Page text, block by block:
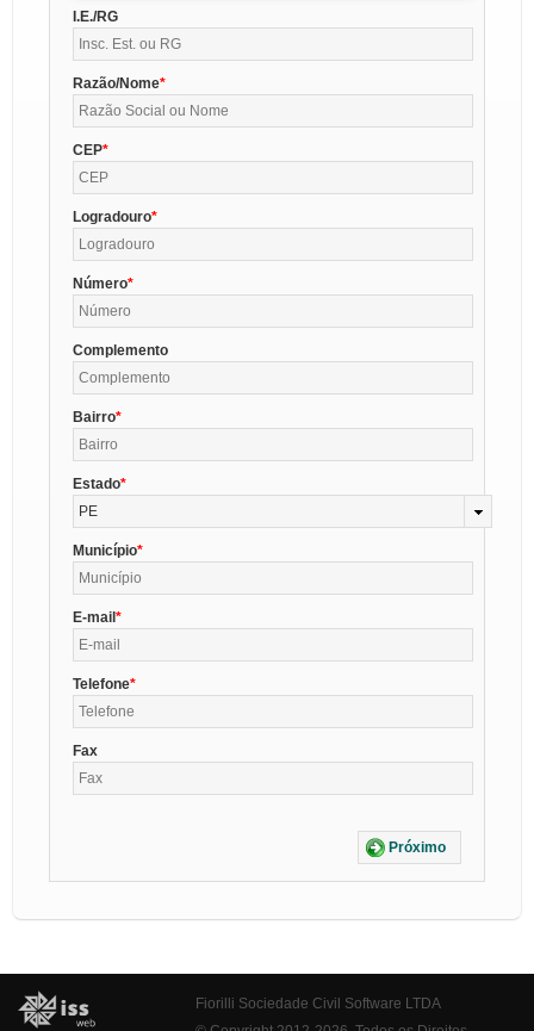
I.E./RG
Razão/Nome
CEP
Logradouro
Número
Complemento
Bairro
Estado
PE
Município
E-mail
Telefone
Fax
Próximo
Fiorilli Sociedade Civil Software LTDA